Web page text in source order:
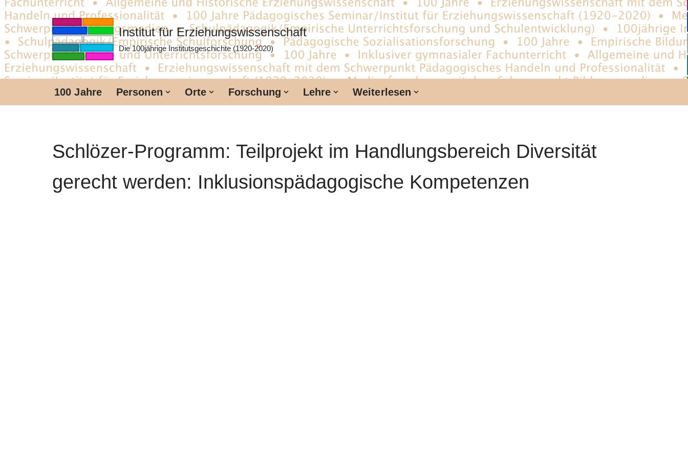
Zum
Inhalt
springen
Institut für Erziehungswissenschaft
Die 100jährige Institutsgeschichte (1920-2020)
100 Jahre Personen Orte Forschung Lehre Weiterlesen
Schlözer-Programm: Teilprojekt im Handlungsbereich Diversität
gerecht werden: Inklusionspädagogische Kompetenzen